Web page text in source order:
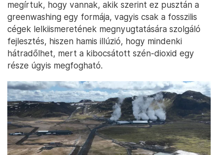
megírtuk, hogy vannak, akik szerint ez pusztán a
greenwashing egy formája, vagyis csak a fosszilis
cégek lelkiismeretének megnyugtatására szolgáló
fejlesztés, hiszen hamis illúzió, hogy mindenki
hátradőlhet, mert a kibocsátott szén-dioxid egy
része úgyis megfogható.